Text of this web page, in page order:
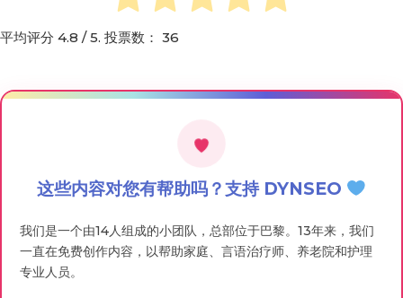
平均评分 4.8 / 5. 投票数： 36
这些内容对您有帮助吗？支持 DYNSEO
我们是一个由14人组成的小团队，总部位于巴黎。13年来，我们
一直在免费创作内容，以帮助家庭、言语治疗师、养老院和护理
专业人员。